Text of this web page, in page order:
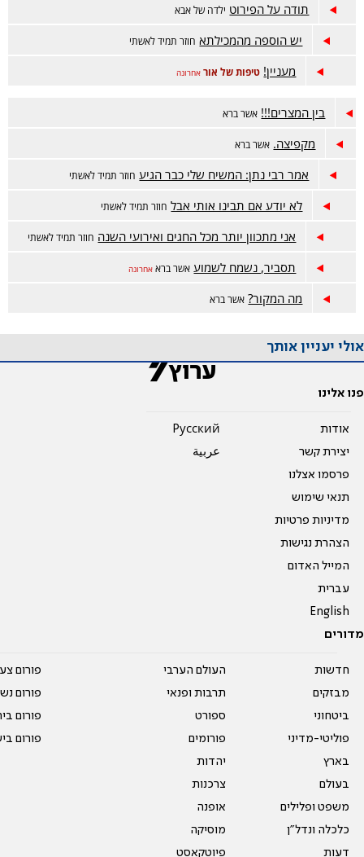
תודה על הפירוט ילדה של אבא
יש הוספה מהמכילתא חוזר תמיד לאשתי
מעניין! טיפות של אור אחרונה
בין המצרים!!! אשר ברא
מקפיצה. אשר ברא
אמר רבי נתן: המשיח שלי כבר הגיע חוזר תמיד לאשתי
לא יודע אם תבינו אותי אבל חוזר תמיד לאשתי
אני מתכוון יותר מכל החגים ואירועי השנה חוזר תמיד לאשתי
תסביר, נשמח לשמוע אשר ברא אחרונה
מה המקור? אשר ברא
אולי יעניין אותך
פנו אלינו
אודות
יצירת קשר
פרסמו אצלנו
תנאי שימוש
מדיניות פרטיות
הצהרת נגישות
המייל האדום
עברית
English
Pусский
عربية
מדורים
חדשות
מבזקים
ביטחוני
פוליטי-מדיני
בארץ
בעולם
משפט ופלילים
כלכלה ונדל"ן
דעות
העולם הערבי
תרבות ופנאי
ספורט
פורומים
יהדות
צרכנות
אופנה
מוסיקה
פיוטקאסט
פורום
פורום
פורום
פורום